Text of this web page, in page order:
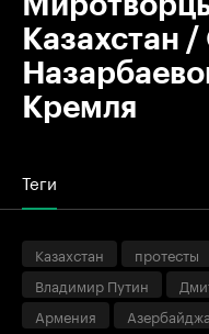
Казахстан /
Кремля
Теги
Казахстан протесты
Владимир Путин
Армения